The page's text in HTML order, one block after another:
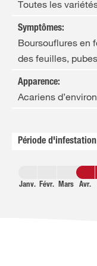
Toutes les
Symptômes:
Boursouflures en
des feuilles,
Apparence:
Acariens
Période d'infestation
Janv. Févr. Mars Avr.